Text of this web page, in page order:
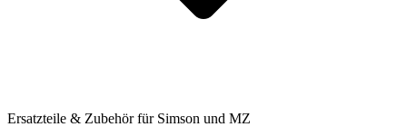
Ersatzteile & Zubehör für Simson und MZ